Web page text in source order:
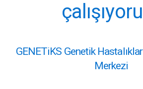
GENETiKS Genetik
Merkezi